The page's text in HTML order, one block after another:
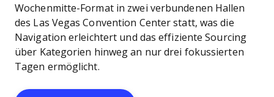
Wochenmitte-Format in zwei verbundenen Hallen
des Las Vegas Convention Center statt, was die
Navigation erleichtert und das effiziente Sourcing
über Kategorien hinweg an nur drei fokussierten
Tagen ermöglicht.